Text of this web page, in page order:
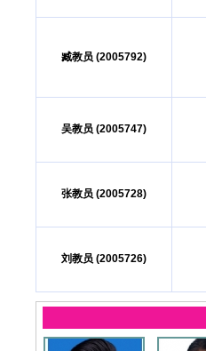
臧教员 (2005792)
吴教员 (2005747)
张教员 (2005728)
刘教员 (2005726)